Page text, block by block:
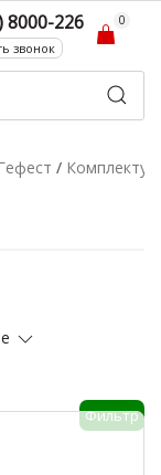
8000-226
звонок
0
/
Фильтр